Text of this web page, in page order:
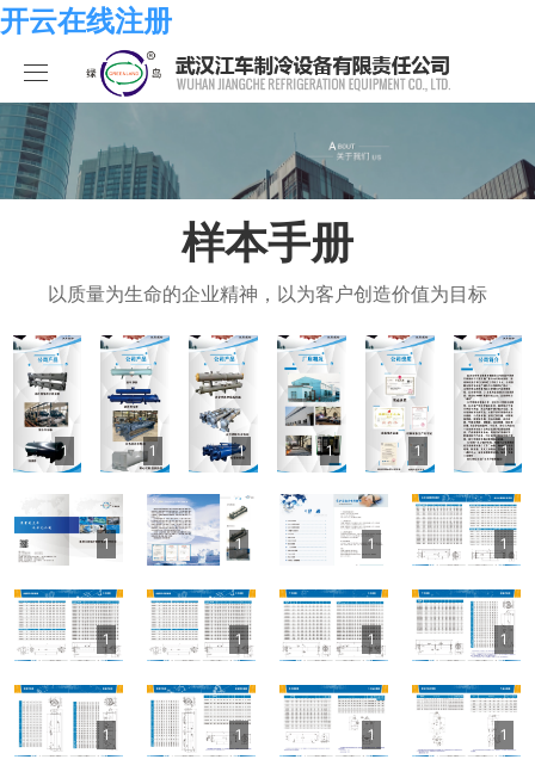
开云在线注册
开云在线注册
产品中心
空调系列
冷冻系列
热泵系列
食品系列
荣誉资质
发展历程
组织结构
样本手册
开云在线注册
行业新闻
合作伙伴
人员招聘
业绩考核
员工发展
售后服务
开云在线注册-开云中国
在线留言
样本手册
以质量为生命的企业精神，以为客户创造价值为目标
1 1 1 1 1 1
1 1 1 1
1 1 1 1
1 1 1 1